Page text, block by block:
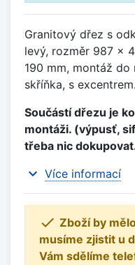
Granitový dřez s
levý, rozměr 987 x
190 mm, montáž do
skříňka, s excentrem.
Součástí dřezu je
montáži. (výpusť,
třeba nic
expand_more Více informací
 Zboží by
musíme zjistit u
Vám sdělíme